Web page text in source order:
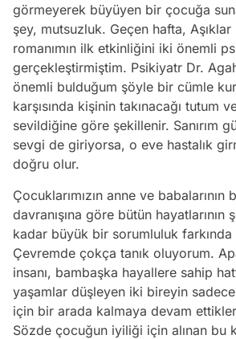
görmeyerek büyüyen bir çocuğa
şey, mutsuzluk. Geçen hafta, Aşıklar
romanımın ilk etkinliğini iki önemli
gerçekleştirmiştim. Psikiyatr Dr.
önemli bulduğum şöyle bir cümle
karşısında kişinin takınacağı tutum
sevildiğine göre şekillenir. Sanırım
sevgi de giriyorsa, o eve hastalık
doğru olur.
Çocuklarımızın anne ve
davranışına göre bütün hayatlarının
kadar büyük bir sorumluluk farkında
Çevremde çokça tanık oluyorum.
insanı, bambaşka hayallere sahip
yaşamlar düşleyen iki bireyin
için bir arada kalmaya devam
Sözde çocuğun iyiliği için alınan bu